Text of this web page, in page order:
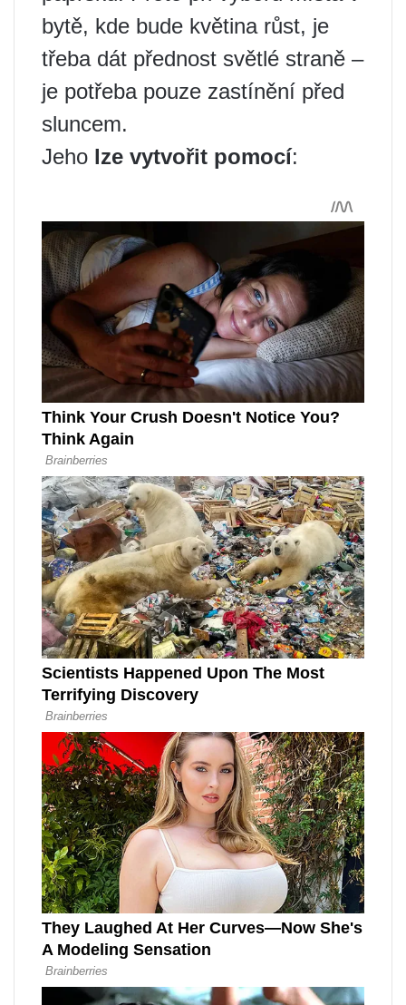
bytě, kde bude květina růst, je
třeba dát přednost světlé straně –
je potřeba pouze zastínění před
sluncem.
Jeho lze vytvořit pomocí: